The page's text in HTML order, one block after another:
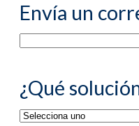
Envía un
¿Qué